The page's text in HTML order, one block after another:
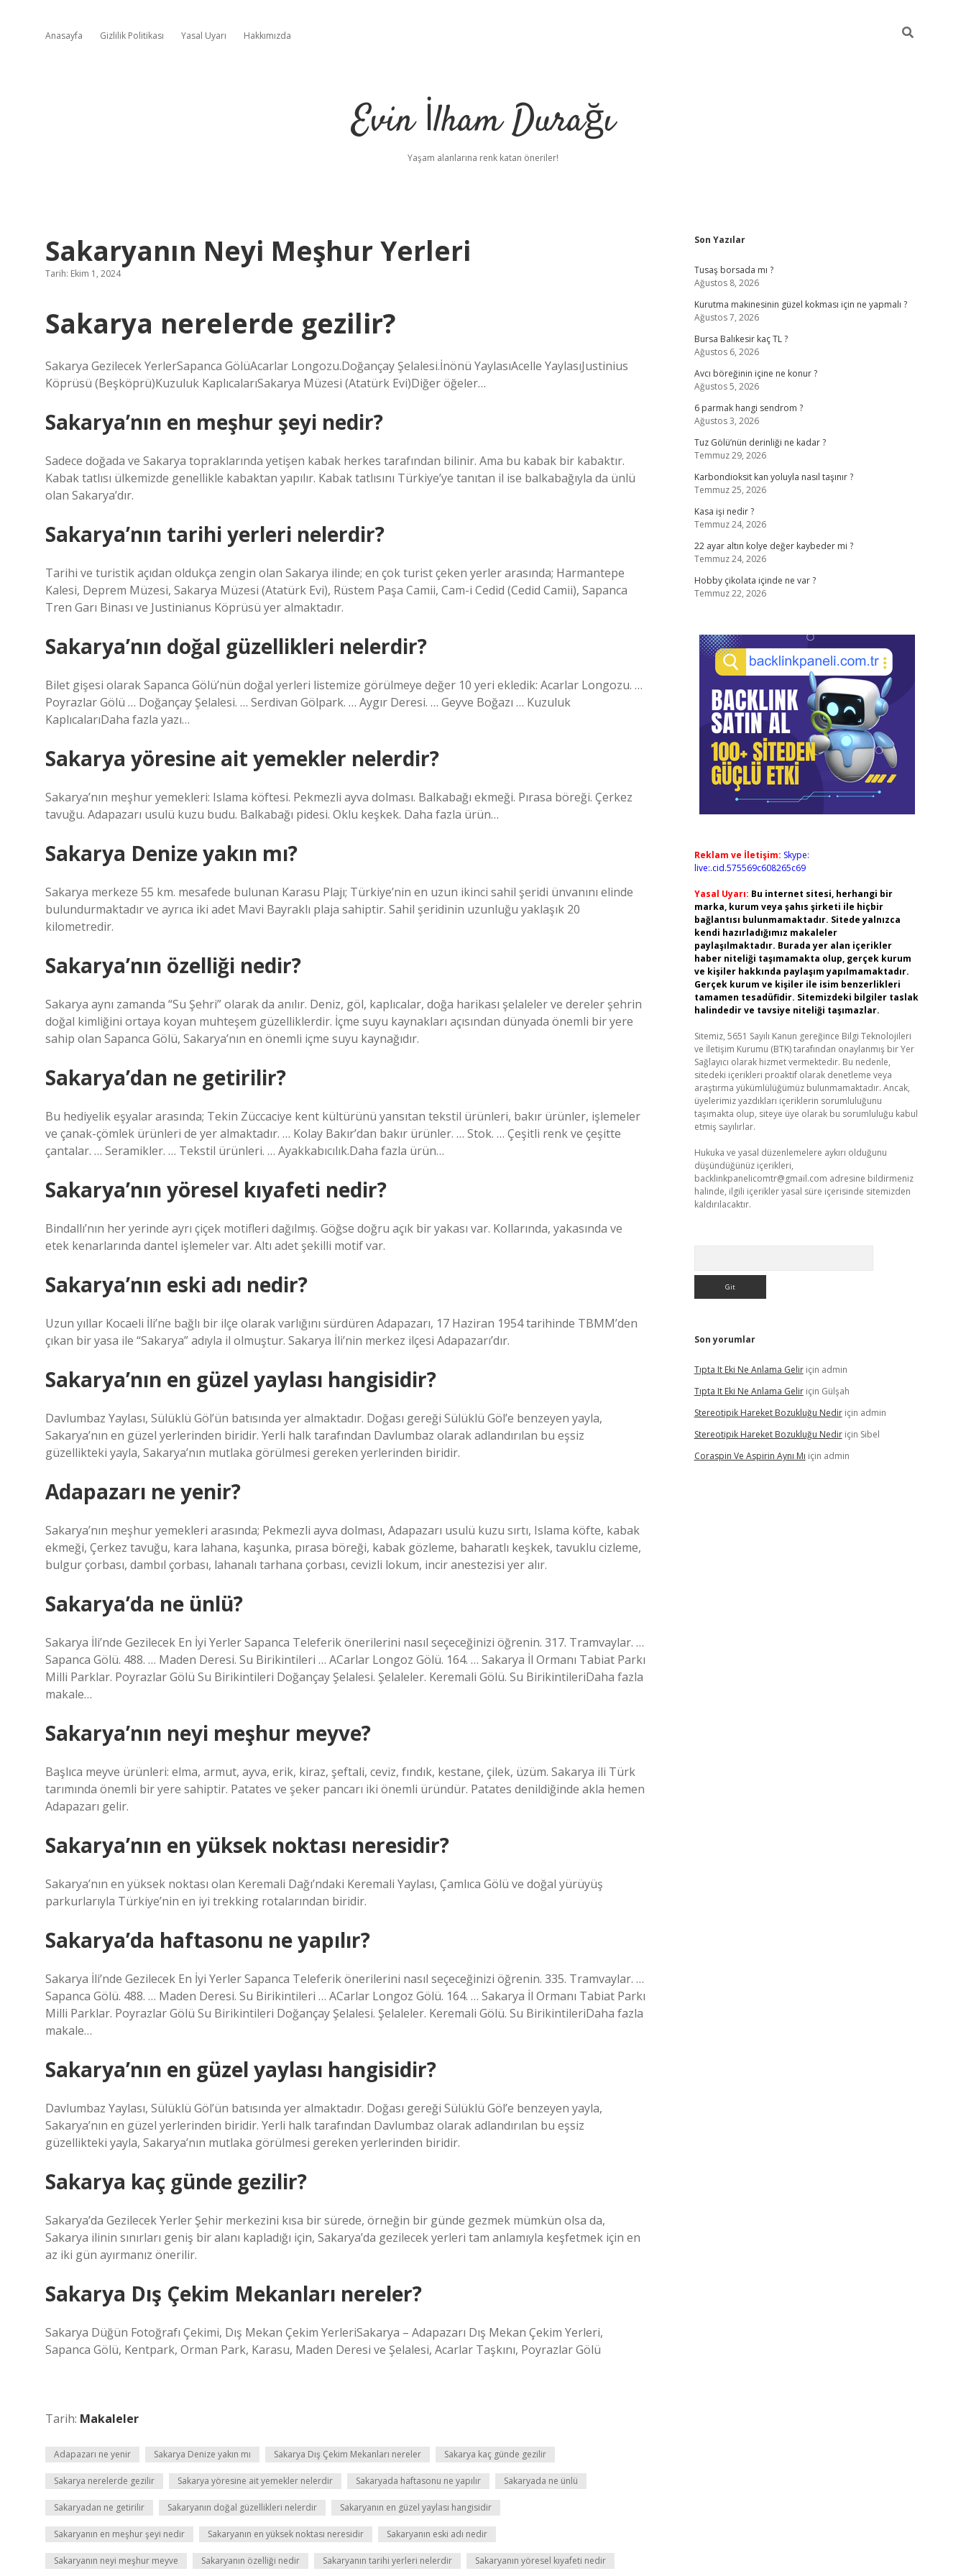
Anasayfa Gizlilik Politikası Yasal Uyarı Hakkımızda
Evin İlham Durağı
Yaşam alanlarına renk katan öneriler!
Sakaryanın Neyi Meşhur Yerleri
Tarih: Ekim 1, 2024
Sakarya nerelerde gezilir?
Sakarya Gezilecek YerlerSapanca GölüAcarlar Longozu.Doğançay Şelalesi.İnönü YaylasıAcelle YaylasıJustinius
Köprüsü (Beşköprü)Kuzuluk KaplıcalarıSakarya Müzesi (Atatürk Evi)Diğer öğeler…
Sakarya’nın en meşhur şeyi nedir?
Sadece doğada ve Sakarya topraklarında yetişen kabak herkes tarafından bilinir. Ama bu kabak bir kabaktır.
Kabak tatlısı ülkemizde genellikle kabaktan yapılır. Kabak tatlısını Türkiye’ye tanıtan il ise balkabağıyla da ünlü
olan Sakarya’dır.
Sakarya’nın tarihi yerleri nelerdir?
Tarihi ve turistik açıdan oldukça zengin olan Sakarya ilinde; en çok turist çeken yerler arasında; Harmantepe
Kalesi, Deprem Müzesi, Sakarya Müzesi (Atatürk Evi), Rüstem Paşa Camii, Cam-i Cedid (Cedid Camii), Sapanca
Tren Garı Binası ve Justinianus Köprüsü yer almaktadır.
Sakarya’nın doğal güzellikleri nelerdir?
Bilet gişesi olarak Sapanca Gölü’nün doğal yerleri listemize görülmeye değer 10 yeri ekledik: Acarlar Longozu. …
Poyrazlar Gölü … Doğançay Şelalesi. … Serdivan Gölpark. … Aygır Deresi. … Geyve Boğazı … Kuzuluk
KaplıcalarıDaha fazla yazı…
Sakarya yöresine ait yemekler nelerdir?
Sakarya’nın meşhur yemekleri: Islama köftesi. Pekmezli ayva dolması. Balkabağı ekmeği. Pırasa böreği. Çerkez
tavuğu. Adapazarı usulü kuzu budu. Balkabağı pidesi. Oklu keşkek. Daha fazla ürün…
Sakarya Denize yakın mı?
Sakarya merkeze 55 km. mesafede bulunan Karasu Plajı; Türkiye’nin en uzun ikinci sahil şeridi ünvanını elinde
bulundurmaktadır ve ayrıca iki adet Mavi Bayraklı plaja sahiptir. Sahil şeridinin uzunluğu yaklaşık 20
kilometredir.
Sakarya’nın özelliği nedir?
Sakarya aynı zamanda “Su Şehri” olarak da anılır. Deniz, göl, kaplıcalar, doğa harikası şelaleler ve dereler şehrin
doğal kimliğini ortaya koyan muhteşem güzelliklerdir. İçme suyu kaynakları açısından dünyada önemli bir yere
sahip olan Sapanca Gölü, Sakarya’nın en önemli içme suyu kaynağıdır.
Sakarya’dan ne getirilir?
Bu hediyelik eşyalar arasında; Tekin Züccaciye kent kültürünü yansıtan tekstil ürünleri, bakır ürünler, işlemeler
ve çanak-çömlek ürünleri de yer almaktadır. … Kolay Bakır’dan bakır ürünler. … Stok. … Çeşitli renk ve çeşitte
çantalar. … Seramikler. … Tekstil ürünleri. … Ayakkabıcılık.Daha fazla ürün…
Sakarya’nın yöresel kıyafeti nedir?
Bindallı’nın her yerinde ayrı çiçek motifleri dağılmış. Göğse doğru açık bir yakası var. Kollarında, yakasında ve
etek kenarlarında dantel işlemeler var. Altı adet şekilli motif var.
Sakarya’nın eski adı nedir?
Uzun yıllar Kocaeli İli’ne bağlı bir ilçe olarak varlığını sürdüren Adapazarı, 17 Haziran 1954 tarihinde TBMM’den
çıkan bir yasa ile “Sakarya” adıyla il olmuştur. Sakarya İli’nin merkez ilçesi Adapazarı’dır.
Sakarya’nın en güzel yaylası hangisidir?
Davlumbaz Yaylası, Sülüklü Göl’ün batısında yer almaktadır. Doğası gereği Sülüklü Göl’e benzeyen yayla,
Sakarya’nın en güzel yerlerinden biridir. Yerli halk tarafından Davlumbaz olarak adlandırılan bu eşsiz
güzellikteki yayla, Sakarya’nın mutlaka görülmesi gereken yerlerinden biridir.
Adapazarı ne yenir?
Sakarya’nın meşhur yemekleri arasında; Pekmezli ayva dolması, Adapazarı usulü kuzu sırtı, Islama köfte, kabak
ekmeği, Çerkez tavuğu, kara lahana, kaşunka, pırasa böreği, kabak gözleme, baharatlı keşkek, tavuklu cizleme,
bulgur çorbası, dambıl çorbası, lahanalı tarhana çorbası, cevizli lokum, incir anestezisi yer alır.
Sakarya’da ne ünlü?
Sakarya İli’nde Gezilecek En İyi Yerler Sapanca Teleferik önerilerini nasıl seçeceğinizi öğrenin. 317. Tramvaylar. …
Sapanca Gölü. 488. … Maden Deresi. Su Birikintileri … ACarlar Longoz Gölü. 164. … Sakarya İl Ormanı Tabiat Parkı
Milli Parklar. Poyrazlar Gölü Su Birikintileri Doğançay Şelalesi. Şelaleler. Keremali Gölü. Su BirikintileriDaha fazla
makale…
Sakarya’nın neyi meşhur meyve?
Başlıca meyve ürünleri: elma, armut, ayva, erik, kiraz, şeftali, ceviz, fındık, kestane, çilek, üzüm. Sakarya ili Türk
tarımında önemli bir yere sahiptir. Patates ve şeker pancarı iki önemli üründür. Patates denildiğinde akla hemen
Adapazarı gelir.
Sakarya’nın en yüksek noktası neresidir?
Sakarya’nın en yüksek noktası olan Keremali Dağı’ndaki Keremali Yaylası, Çamlıca Gölü ve doğal yürüyüş
parkurlarıyla Türkiye’nin en iyi trekking rotalarından biridir.
Sakarya’da haftasonu ne yapılır?
Sakarya İli’nde Gezilecek En İyi Yerler Sapanca Teleferik önerilerini nasıl seçeceğinizi öğrenin. 335. Tramvaylar. …
Sapanca Gölü. 488. … Maden Deresi. Su Birikintileri … ACarlar Longoz Gölü. 164. … Sakarya İl Ormanı Tabiat Parkı
Milli Parklar. Poyrazlar Gölü Su Birikintileri Doğançay Şelalesi. Şelaleler. Keremali Gölü. Su BirikintileriDaha fazla
makale…
Sakarya’nın en güzel yaylası hangisidir?
Davlumbaz Yaylası, Sülüklü Göl’ün batısında yer almaktadır. Doğası gereği Sülüklü Göl’e benzeyen yayla,
Sakarya’nın en güzel yerlerinden biridir. Yerli halk tarafından Davlumbaz olarak adlandırılan bu eşsiz
güzellikteki yayla, Sakarya’nın mutlaka görülmesi gereken yerlerinden biridir.
Sakarya kaç günde gezilir?
Sakarya’da Gezilecek Yerler Şehir merkezini kısa bir sürede, örneğin bir günde gezmek mümkün olsa da,
Sakarya ilinin sınırları geniş bir alanı kapladığı için, Sakarya’da gezilecek yerleri tam anlamıyla keşfetmek için en
az iki gün ayırmanız önerilir.
Sakarya Dış Çekim Mekanları nereler?
Sakarya Düğün Fotoğrafı Çekimi, Dış Mekan Çekim YerleriSakarya – Adapazarı Dış Mekan Çekim Yerleri,
Sapanca Gölü, Kentpark, Orman Park, Karasu, Maden Deresi ve Şelalesi, Acarlar Taşkını, Poyrazlar Gölü
Tarih: Makaleler
Adapazarı ne yenir Sakarya Denize yakın mı Sakarya Dış Çekim Mekanları nereler Sakarya kaç günde gezilir
Sakarya nerelerde gezilir Sakarya yöresine ait yemekler nelerdir Sakaryada haftasonu ne yapılır Sakaryada ne ünlü
Sakaryadan ne getirilir Sakaryanın doğal güzellikleri nelerdir Sakaryanın en güzel yaylası hangisidir
Sakaryanın en meşhur şeyi nedir Sakaryanın en yüksek noktası neresidir Sakaryanın eski adı nedir
Sakaryanın neyi meşhur meyve Sakaryanın özelliği nedir Sakaryanın tarihi yerleri nelerdir Sakaryanın yöresel kıyafeti nedir
Sidebar
Son Yazılar
Tusaş borsada mı ?
Ağustos 8, 2026
Kurutma makinesinin güzel kokması için ne yapmalı ?
Ağustos 7, 2026
Bursa Balıkesir kaç TL ?
Ağustos 6, 2026
Avcı böreğinin içine ne konur ?
Ağustos 5, 2026
6 parmak hangi sendrom ?
Ağustos 3, 2026
Tuz Gölü’nün derinliği ne kadar ?
Temmuz 29, 2026
Karbondioksit kan yoluyla nasıl taşınır ?
Temmuz 25, 2026
Kasa işi nedir ?
Temmuz 24, 2026
22 ayar altın kolye değer kaybeder mi ?
Temmuz 24, 2026
Hobby çikolata içinde ne var ?
Temmuz 22, 2026
Reklam ve İletişim: Skype:
live:.cid.575569c608265c69
Yasal Uyarı: Bu internet sitesi, herhangi bir
marka, kurum veya şahıs şirketi ile hiçbir
bağlantısı bulunmamaktadır. Sitede yalnızca
kendi hazırladığımız makaleler
paylaşılmaktadır. Burada yer alan içerikler
haber niteliği taşımamakta olup, gerçek kurum
ve kişiler hakkında paylaşım yapılmamaktadır.
Gerçek kurum ve kişiler ile isim benzerlikleri
tamamen tesadüfidir. Sitemizdeki bilgiler taslak
halindedir ve tavsiye niteliği taşımazlar.
Sitemiz, 5651 Sayılı Kanun gereğince Bilgi Teknolojileri
ve İletişim Kurumu (BTK) tarafından onaylanmış bir Yer
Sağlayıcı olarak hizmet vermektedir. Bu nedenle,
sitedeki içerikleri proaktif olarak denetleme veya
araştırma yükümlülüğümüz bulunmamaktadır. Ancak,
üyelerimiz yazdıkları içeriklerin sorumluluğunu
taşımakta olup, siteye üye olarak bu sorumluluğu kabul
etmiş sayılırlar.
Hukuka ve yasal düzenlemelere aykırı olduğunu
düşündüğünüz içerikleri,
backlinkpanelicomtr@gmail.com adresine bildirmeniz
halinde, ilgili içerikler yasal süre içerisinde sitemizden
kaldırılacaktır.
Son yorumlar
Tıpta It Eki Ne Anlama Geliriçin admin
Tıpta It Eki Ne Anlama Geliriçin Gülşah
Stereotipik Hareket Bozukluğu Nediriçin admin
Stereotipik Hareket Bozukluğu Nediriçin Sibel
Coraspin Ve Aspirin Aynı Mı için admin